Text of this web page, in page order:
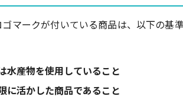
ゴマークが付いている商品は、以下の基
水産物を使用していること
に活かした商品であること